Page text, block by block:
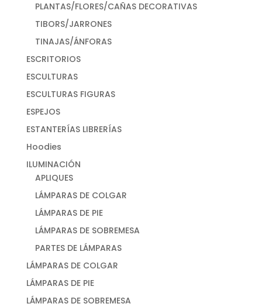
PLANTAS/FLORES/CAÑAS DECORATIVAS
TIBORS/JARRONES
TINAJAS/ÁNFORAS
ESCRITORIOS
ESCULTURAS
ESCULTURAS FIGURAS
ESPEJOS
ESTANTERÍAS LIBRERÍAS
Hoodies
ILUMINACIÓN
APLIQUES
LÁMPARAS DE COLGAR
LÁMPARAS DE PIE
LÁMPARAS DE SOBREMESA
PARTES DE LÁMPARAS
LÁMPARAS DE COLGAR
LÁMPARAS DE PIE
LÁMPARAS DE SOBREMESA